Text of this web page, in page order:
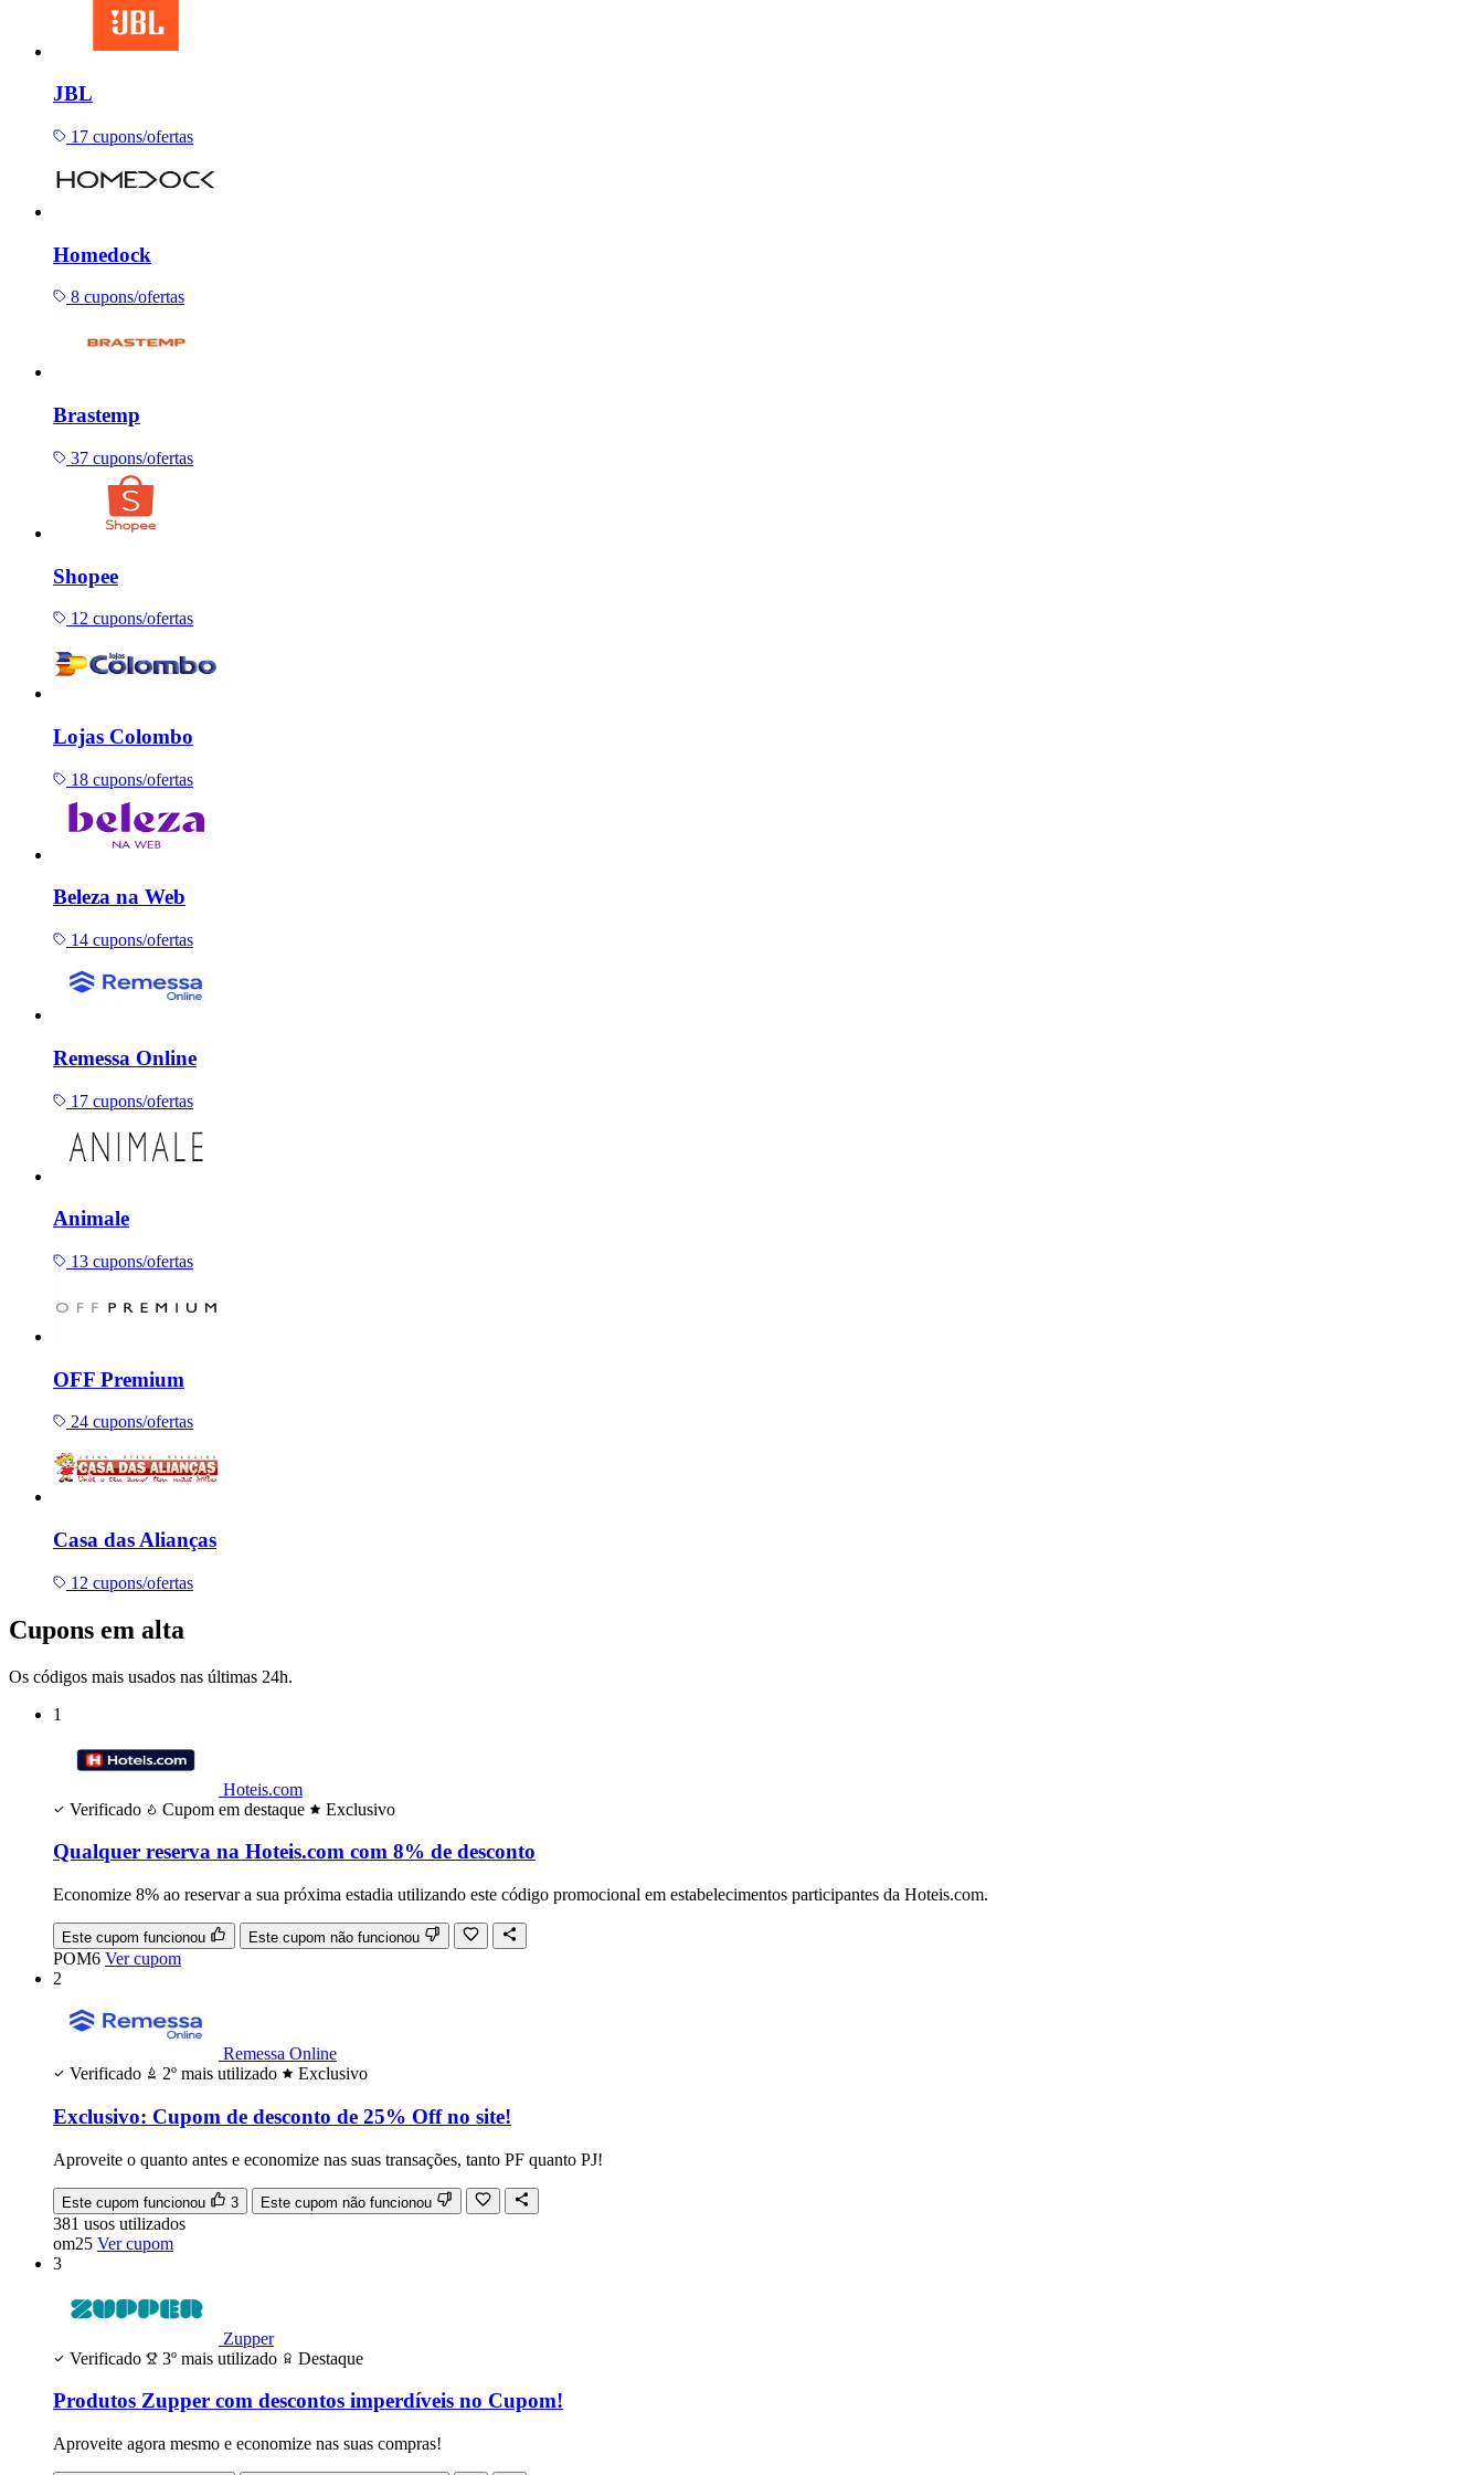
JBL
17 cupons/ofertas
Homedock
8 cupons/ofertas
Brastemp
37 cupons/ofertas
Shopee
12 cupons/ofertas
Lojas Colombo
18 cupons/ofertas
Beleza na Web
14 cupons/ofertas
Remessa Online
17 cupons/ofertas
Animale
13 cupons/ofertas
OFF Premium
24 cupons/ofertas
Casa das Alianças
12 cupons/ofertas
Cupons em alta
Os códigos mais usados nas últimas 24h.
1
Hoteis.com
Verificado
Cupom em destaque Exclusivo
Qualquer reserva na Hoteis.com com 8% de desconto
Economize 8% ao reservar a sua próxima estadia utilizando este código promocional em estabelecimentos participantes da Hoteis.com.
Este cupom funcionou Este cupom não funcionou
POM6 Ver cupom
2
Remessa Online
Verificado
2º mais utilizado Exclusivo
Exclusivo: Cupom de desconto de 25% Off no site!
Aproveite o quanto antes e economize nas suas transações, tanto PF quanto PJ!
Este cupom funcionou 3 Este cupom não funcionou
381 usos utilizados
om25 Ver cupom
3
Zupper
Verificado
3º mais utilizado Destaque
Produtos Zupper com descontos imperdíveis no Cupom!
Aproveite agora mesmo e economize nas suas compras!